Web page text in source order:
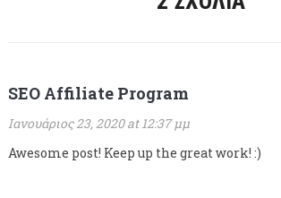
SEO Affiliate Program
Ιανουάριος 23, 2020 at 12:37 μμ
Awesome post! Keep up the great work! :)